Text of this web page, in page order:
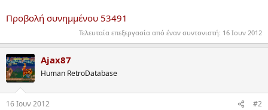
Προβολή συνημμένου 53491
Τελευταία επεξεργασία από έναν συντονιστή: 16 Ιουν 2012
Ajax87
Human RetroDatabase
16 Ιουν 2012 #2